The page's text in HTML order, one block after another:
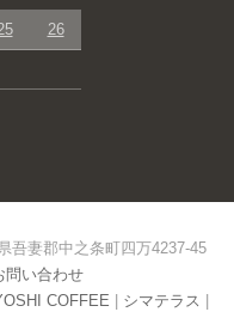
26
吾妻郡中之条町四万4237-45
問い合わせ
COFFEE シマテラス